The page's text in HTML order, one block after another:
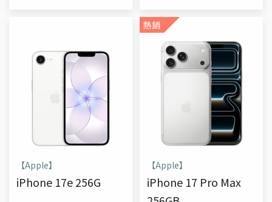
【Apple】
iPhone 17e 256G
熱銷
【Apple】
iPhone 17 Pro Max